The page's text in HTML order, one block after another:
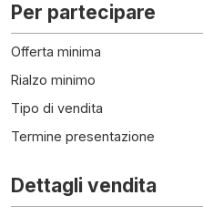
Per partecipare
Offerta minima
Rialzo minimo
Tipo di vendita
Termine presentazione
Dettagli vendita